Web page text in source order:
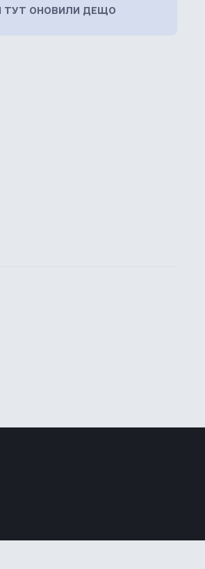
ТУТ ОНОВИЛИ ДЕЩО